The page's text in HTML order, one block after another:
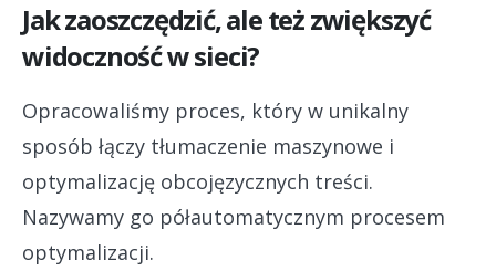
Jak zaoszczędzić, ale też zwiększyć
widoczność w sieci?
Opracowaliśmy proces, który w unikalny
sposób łączy tłumaczenie maszynowe i
optymalizację obcojęzycznych treści.
Nazywamy go półautomatycznym procesem
optymalizacji.